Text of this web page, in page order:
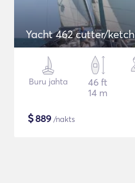
Yacht 462 cutter/ketch
Buru jahta
46 ft
14 m
$889 /nakts